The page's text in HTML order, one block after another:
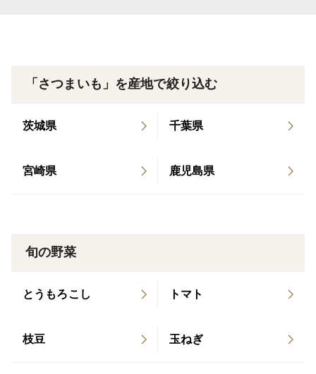
アクセントに便利な“超小粒サイズ”
安納芋の中でも特に小さく、短時間で調理できる便利サ
ひとくち焼き芋として手軽に楽しめるほか、スープ・グ
す。
●保存方法
「さつまいも」を産地で絞り込む
茨城県 千葉県
宮崎県 鹿児島県
旬の野菜
とうもろこし トマト
枝豆 玉ねぎ